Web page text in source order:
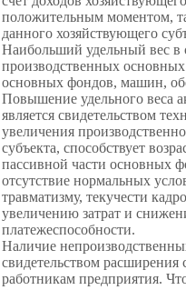
положительным моментом,
данного хозяйствующего
Наибольший удельный вес
производственных
основных фондов, машин,
Повышение удельного веса
является свидетельством
увеличения
субъекта, способствует
пассивной части основных
отсутствие нормальных
травматизму, текучести
увеличению затрат и
платежеспособности.
Наличие
свидетельством
работникам предприятия.